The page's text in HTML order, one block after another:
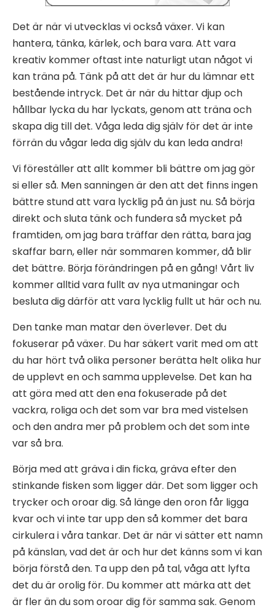
Det är när vi utvecklas vi också växer. Vi kan
hantera, tänka, kärlek, och bara vara. Att vara
kreativ kommer oftast inte naturligt utan något vi
kan träna på. Tänk på att det är hur du lämnar ett
bestående intryck. Det är när du hittar djup och
hållbar lycka du har lyckats, genom att träna och
skapa dig till det. Våga leda dig själv för det är inte
förrän du vågar leda dig själv du kan leda andra!
Vi föreställer att allt kommer bli bättre om jag gör
si eller så. Men sanningen är den att det finns ingen
bättre stund att vara lycklig på än just nu. Så börja
direkt och sluta tänk och fundera så mycket på
framtiden, om jag bara träffar den rätta, bara jag
skaffar barn, eller när sommaren kommer, då blir
det bättre. Börja förändringen på en gång! Vårt liv
kommer alltid vara fullt av nya utmaningar och
besluta dig därför att vara lycklig fullt ut här och nu.
Den tanke man matar den överlever. Det du
fokuserar på växer. Du har säkert varit med om att
du har hört två olika personer berätta helt olika hur
de upplevt en och samma upplevelse. Det kan ha
att göra med att den ena fokuserade på det
vackra, roliga och det som var bra med vistelsen
och den andra mer på problem och det som inte
var så bra.
Börja med att gräva i din ficka, gräva efter den
stinkande fisken som ligger där. Det som ligger och
trycker och oroar dig. Så länge den oron får ligga
kvar och vi inte tar upp den så kommer det bara
cirkulera i våra tankar. Det är när vi sätter ett namn
på känslan, vad det är och hur det känns som vi kan
börja förstå den. Ta upp den på tal, våga att lyfta
det du är orolig för. Du kommer att märka att det
är fler än du som oroar dig för samma sak. Genom